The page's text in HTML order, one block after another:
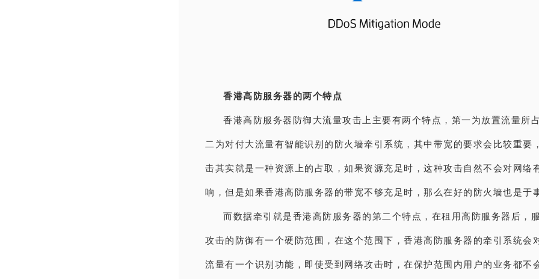
香港高防服务器的两个特点
香港高防服务器防御大流量攻击上主要有两个特点，第一为放置流量所
二为对付大流量有智能识别的防火墙牵引系统，其中带宽的要求会比较重要
击其实就是一种资源上的占取，如果资源充足时，这种攻击自然不会对网络
响，但是如果香港高防服务器的带宽不够充足时，那么在好的防火墙也是于
而数据牵引就是香港高防服务器的第二个特点，在租用高防服务器后，
攻击的防御有一个硬防范围，在这个范围下，香港高防服务器的牵引系统会
流量有一个识别功能，即使受到网络攻击时，在保护范围内用户的业务都不